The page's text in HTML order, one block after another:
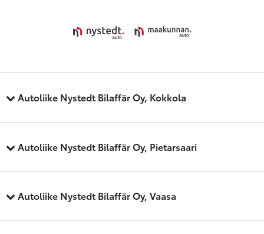
Autoliike Nystedt Bilaffär Oy, Kokkola
Autoliike Nystedt Bilaffär Oy, Pietarsaari
Autoliike Nystedt Bilaffär Oy, Vaasa